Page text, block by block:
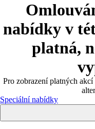
nabídky v
platná,
Pro zobrazení platných
Speciální nabídky